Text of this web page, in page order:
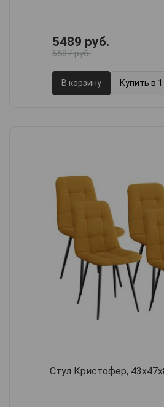
5489 руб.
6587 руб.
В корзину Купить в
Стул Кристофер,